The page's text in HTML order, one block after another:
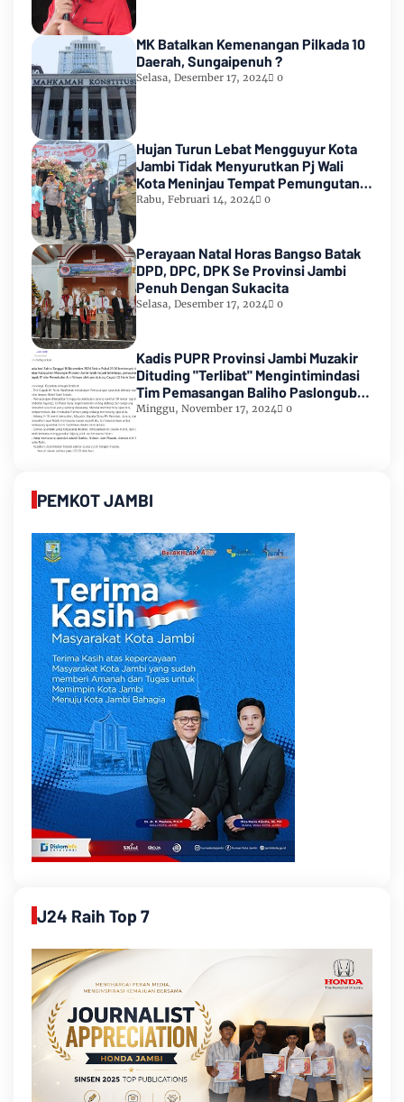
MK Batalkan Kemenangan Pilkada 10
Daerah, Sungaipenuh ?
Selasa, Desember 17, 2024 0
Hujan Turun Lebat Mengguyur Kota
Jambi Tidak Menyurutkan Pj Wali
Kota Meninjau Tempat Pemungutan
Suara Pemilu 2024
Rabu, Februari 14, 2024 0
Perayaan Natal Horas Bangso Batak
DPD, DPC, DPK Se Provinsi Jambi
Penuh Dengan Sukacita
Selasa, Desember 17, 2024 0
Kadis PUPR Provinsi Jambi Muzakir
Dituding "Terlibat" Mengintimindasi
Tim Pemasangan Baliho Paslongub
Romi-Sudirman
Minggu, November 17, 2024 0
PEMKOT JAMBI
J24 Raih Top 7